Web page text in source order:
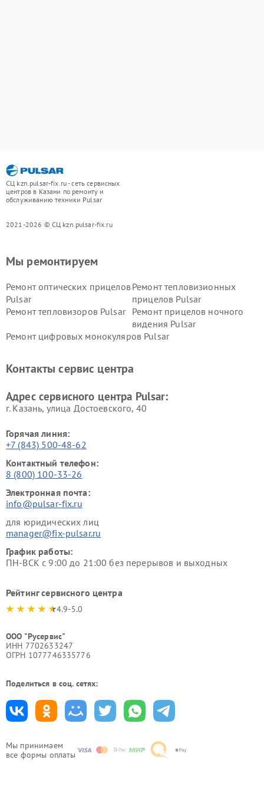
СЦ kzn.pulsar-fix.ru - сеть сервисных
центров в Казани по ремонту и
обслуживанию техники Pulsar
2021-2026 © СЦ kzn.pulsar-fix.ru
Мы принимаем
все формы оплаты
Мы ремонтируем
Ремонт оптических прицелов
Pulsar
Ремонт тепловизионных
прицелов Pulsar
Ремонт тепловизоров Pulsar
Ремонт прицелов ночного
видения Pulsar
Ремонт цифровых монокуляров Pulsar
Контакты сервис центра
Адрес сервисного центра Pulsar:
г. Казань, улица Достоевского, 40
Горячая линия:
+7 (843) 500-48-62
Контактный телефон:
8 (800) 100-33-26
Электронная почта:
info@pulsar-fix.ru
для юридических лиц
manager@fix-pulsar.ru
График работы:
ПН-ВСК с 9:00 до 21:00 без перерывов и выходных
Рейтинг сервисного центра
4.9-5.0
ООО "Русервис"
ИНН 7702633247
ОГРН 1077746335776
Поделиться в соц. сетях: